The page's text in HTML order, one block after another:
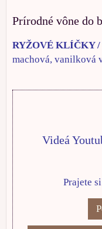
Prírodné vône do
RYŽOVÉ KLÍČKY /
machová, vanilková
Videá
Prajete